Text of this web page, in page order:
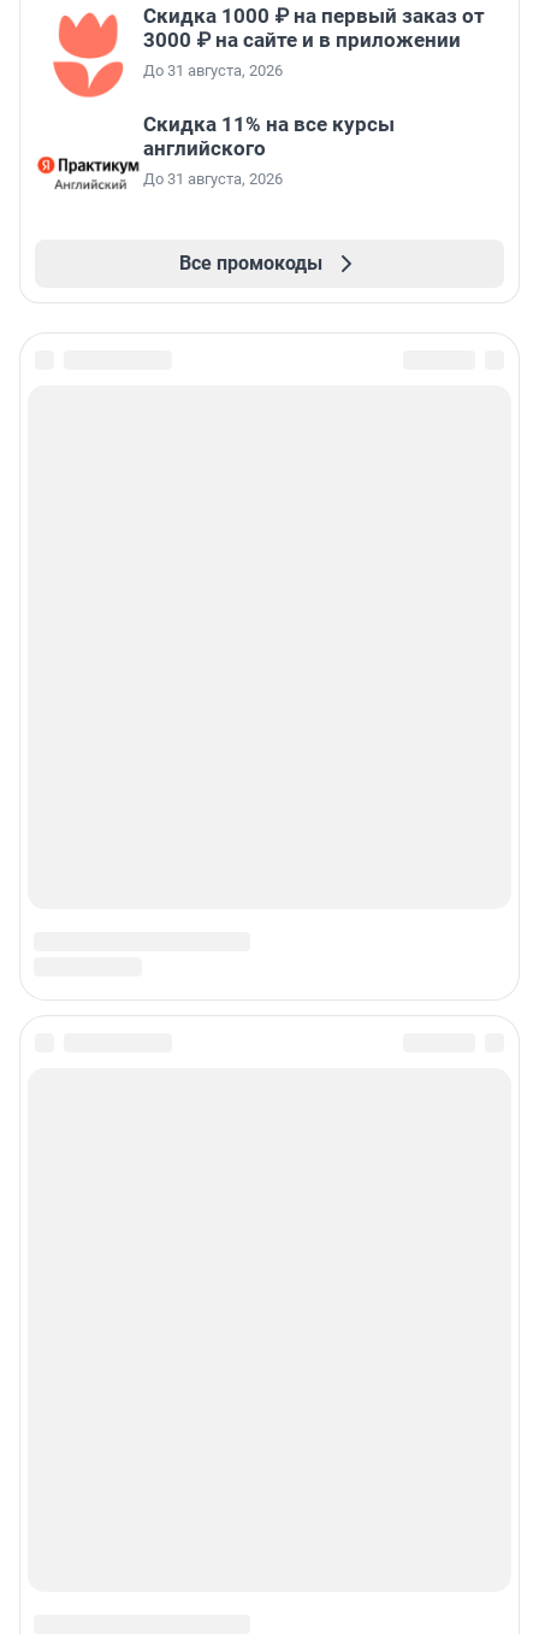
Скидка 1000 ₽ на первый заказ от
3000 ₽ на сайте и в приложении
До 31 августа, 2026
Скидка 11% на все курсы
английского
До 31 августа, 2026
Все промокоды